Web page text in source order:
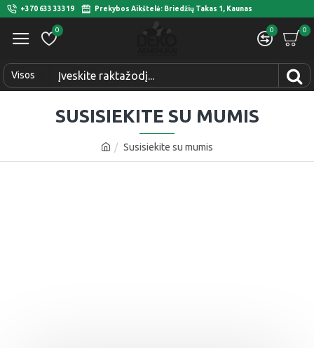
+370 633 33319 Prekybos Aikštelė: Briedžių Takas 1, Kaunas
0 0 0
Visos
Susisiekite su mumis
SUSISIEKITE SU MUMIS